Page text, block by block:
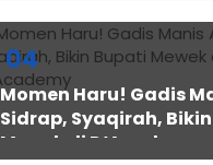
04
Momen Haru! Gadis
Sidrap, Syaqirah,
Mewek di D’Academy​